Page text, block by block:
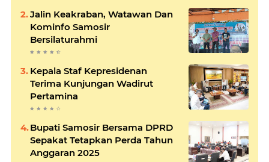
Jalin Keakraban, Watawan Dan
Kominfo Samosir
Bersilaturahmi
Kepala Staf Kepresidenan
Terima Kunjungan Wadirut
Pertamina
Bupati Samosir Bersama DPRD
Sepakat Tetapkan Perda Tahun
Anggaran 2025